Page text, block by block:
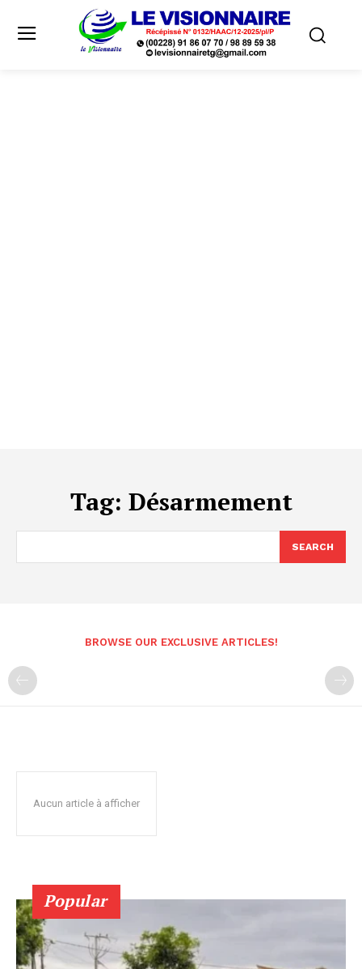
Tag: Désarmement
SEARCH
BROWSE OUR EXCLUSIVE ARTICLES!
Aucun article à afficher
Popular